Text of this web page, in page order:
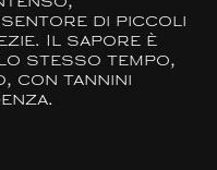
di piccoli
Il sapore è
stesso tempo,
con tannini